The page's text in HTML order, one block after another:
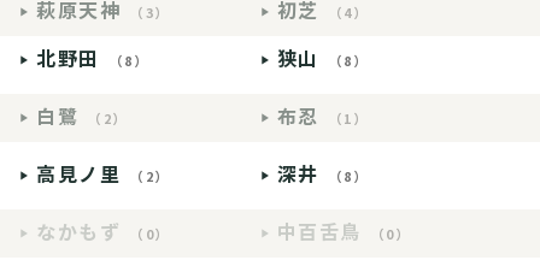
萩原天神
（3） 初芝 （4）
北野田 （8） 狭山 （8）
白鷺 （2） 布忍 （1）
高見ノ里 （2） 深井 （8）
なかもず （0） 中百舌鳥 （0）